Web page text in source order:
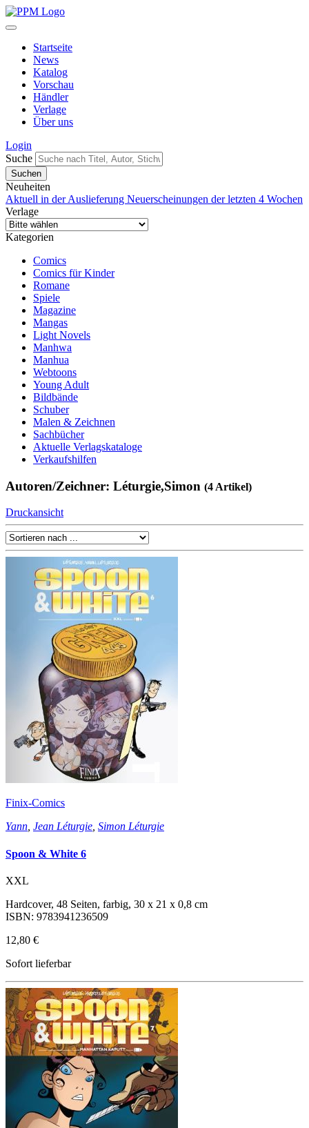
Startseite
News
Katalog
Vorschau
Händler
Verlage
Über uns
Login
Suche
Neuheiten
Aktuell in der Auslieferung Neuerscheinungen der letzten 4 Wochen
Verlage
Kategorien
Comics
Comics für Kinder
Romane
Spiele
Magazine
Mangas
Light Novels
Manhwa
Manhua
Webtoons
Young Adult
Bildbände
Schuber
Malen & Zeichnen
Sachbücher
Aktuelle Verlagskataloge
Verkaufshilfen
Autoren/Zeichner: Léturgie,Simon (4 Artikel)
Druckansicht
Finix-Comics
Yann, Jean Léturgie, Simon Léturgie
Spoon & White 6
XXL
Hardcover, 48 Seiten, farbig, 30 x 21 x 0,8 cm
ISBN: 9783941236509
12,80 €
Sofort lieferbar